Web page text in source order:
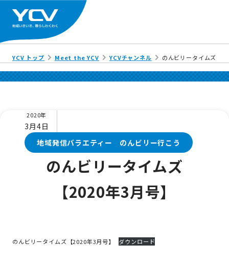
YCV トップ Meet the YCV YCVチャンネル のんビリータイムズ【
2020年
3月4日
地域発信バラエティー のんビリー行こう
のんビリータイムズ
【2020年3月号】
のんビリータイムズ【2020年3月号】 ダウンロード